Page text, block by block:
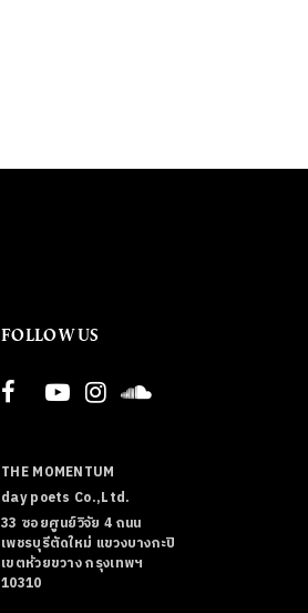
FOLLOW US
THE MOMENTUM
day poets Co.,Ltd.
33 ซอยศูนย์วิจัย 4 ถนน
เพชรบุรีตัดใหม่ แขวงบางกะปิ
เขตห้วยขวาง กรุงเทพฯ
10310